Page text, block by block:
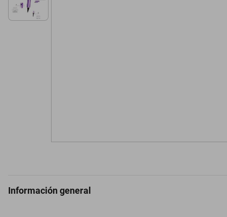
Información general